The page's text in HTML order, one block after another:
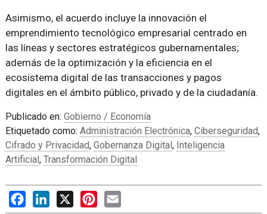
Asimismo, el acuerdo incluye la innovación el
emprendimiento tecnológico empresarial centrado en
las líneas y sectores estratégicos gubernamentales;
además de la optimización y la eficiencia en el
ecosistema digital de las transacciones y pagos
digitales en el ámbito público, privado y de la ciudadanía.
Publicado en: Gobierno / Economía
Etiquetado como: Administración Electrónica, Ciberseguridad,
Cifrado y Privacidad, Gobernanza Digital, Inteligencia
Artificial, Transformación Digital
FacebookLinkedIn
X PinterestEmail